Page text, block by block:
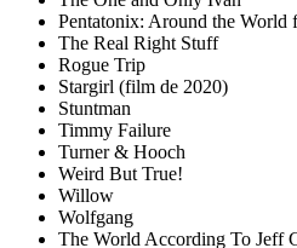
Pentatonix: Around the World
The Real Right Stuff
Rogue Trip
Stargirl (film de 2020)
Stuntman
Timmy Failure
Turner & Hooch
Weird But True!
Willow
Wolfgang
The World According To Jeff